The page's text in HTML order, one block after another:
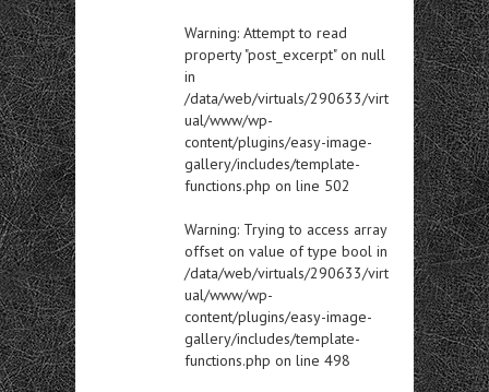
Warning: Attempt to read
property "post_excerpt" on null
in
/data/web/virtuals/290633/virt
ual/www/wp-
content/plugins/easy-image-
gallery/includes/template-
functions.php on line 502
Warning: Trying to access array
offset on value of type bool in
/data/web/virtuals/290633/virt
ual/www/wp-
content/plugins/easy-image-
gallery/includes/template-
functions.php on line 498